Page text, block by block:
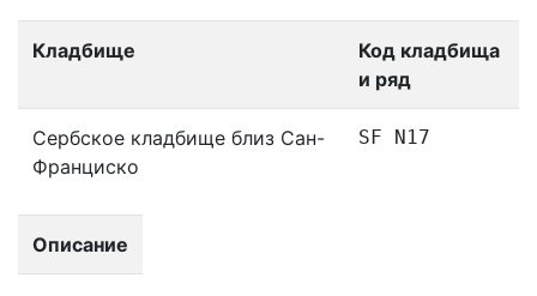
Кладбище
Код кладбища
и ряд
Сербское кладбище близ Сан-
Франциско
SF N17
Описание